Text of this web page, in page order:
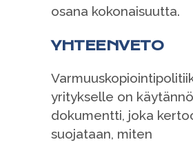
osana kokonaisuutta.
YHTEENVETO
yritykselle on
dokumentti, joka
suojataan, miten